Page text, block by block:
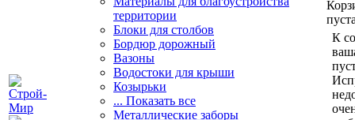
территории
Блоки для столбов
Бордюр дорожный
Вазоны
Водостоки для крыши
Козырьки
... Показать все
Металлические заборы
К